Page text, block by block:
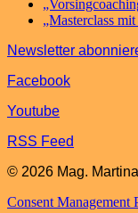
„Masterclass
Newsletter
Facebook
Youtube
RSS Feed
© 2026 Mag.
Consent Management